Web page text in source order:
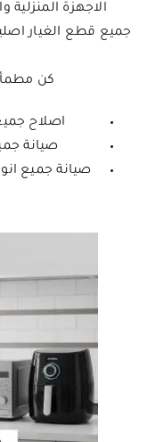
الاجهزة المنزلية
جميع قطع الغيار
كن
اصلاح جميع
صيانة
صيانة جميع